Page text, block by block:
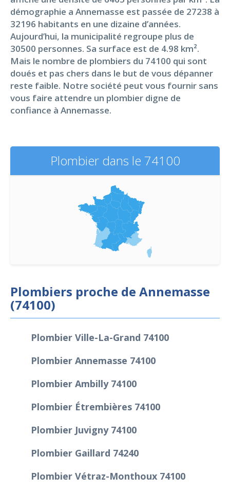
démographie a Annemasse est passée de 27238 à
32196 habitants en une dizaine d’années.
Aujourd’hui, la municipalité regroupe plus de
30500 personnes. Sa surface est de 4.98 km².
Mais le nombre de plombiers du 74100 qui sont
doués et pas chers dans le but de vous dépanner
reste faible. Notre société peut vous fournir sans
vous faire attendre un plombier digne de
confiance à Annemasse.
Plombier dans le 74100
Plombiers proche de Annemasse
(74100)
Plombier Ville-La-Grand 74100
Plombier Annemasse 74100
Plombier Ambilly 74100
Plombier Étrembières 74100
Plombier Juvigny 74100
Plombier Gaillard 74240
Plombier Vétraz-Monthoux 74100